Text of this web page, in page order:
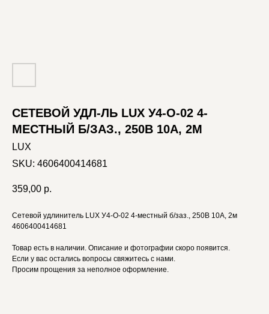
СЕТЕВОЙ УДЛ-ЛЬ LUX У4-О-02 4-
МЕСТНЫЙ Б/ЗАЗ., 250В 10А, 2М
LUX
SKU: 4606400414681
359,00 р.
Сетевой удлинитель LUX У4-О-02 4-местный б/заз., 250В 10А, 2м
4606400414681
Товар есть в наличии. Описание и фотографии скоро появится.
Если у вас остались вопросы свяжитесь с нами.
Просим прощения за неполное оформление.